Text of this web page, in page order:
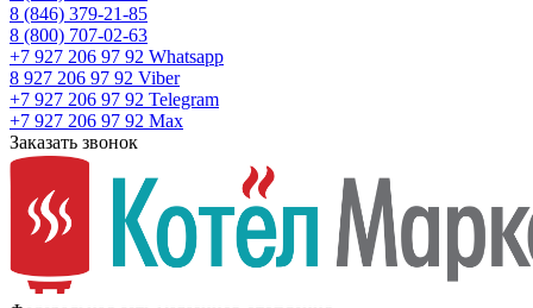
8 (846) 379-21-85
8 (800) 707-02-63
+7 927 206 97 92 Whatsapp
8 927 206 97 92 Viber
+7 927 206 97 92 Telegram
+7 927 206 97 92 Max
Заказать звонок